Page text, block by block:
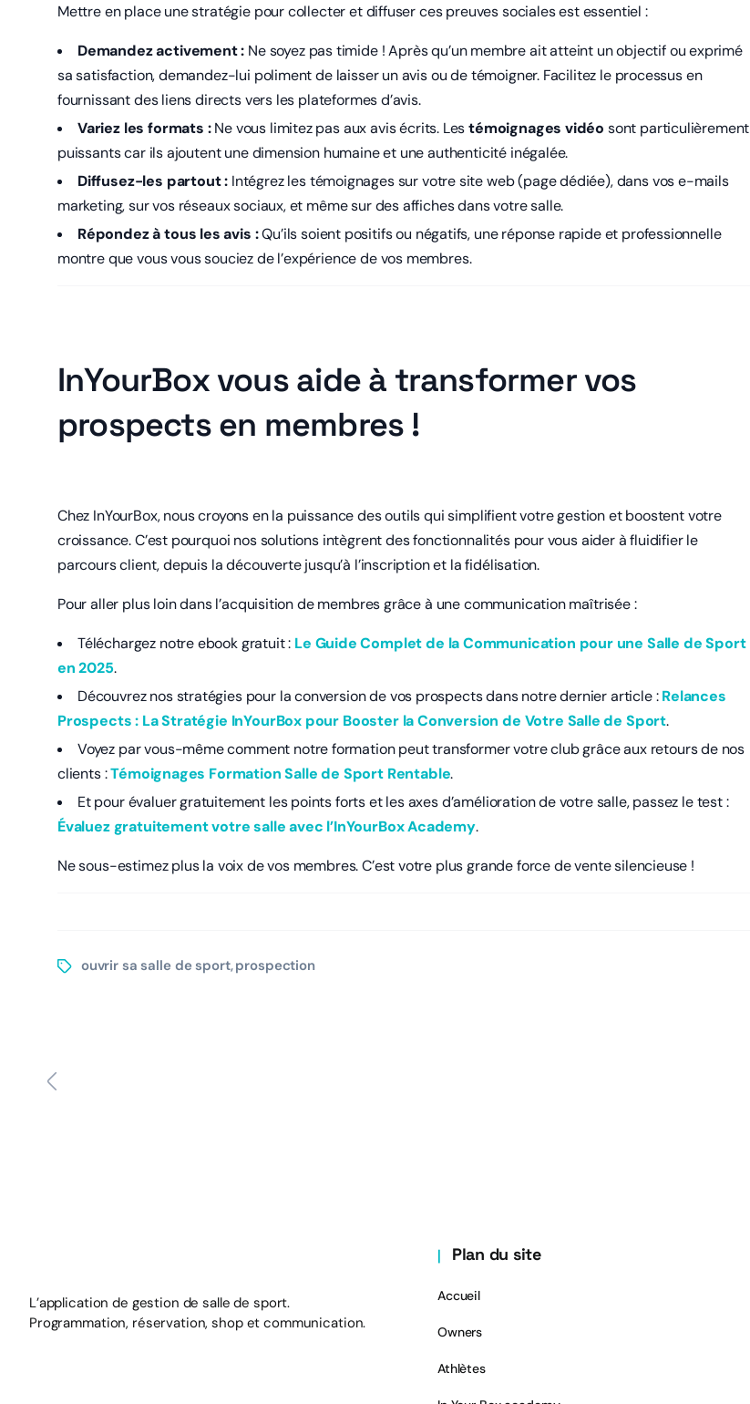
Mettre en place une stratégie pour collecter et diffuser ces preuves sociales est essentiel :
Demandez activement : Ne soyez pas timide ! Après qu’un membre ait atteint un objectif ou exprimé
sa satisfaction, demandez-lui poliment de laisser un avis ou de témoigner. Facilitez le processus en
fournissant des liens directs vers les plateformes d’avis.
Variez les formats :Ne vous limitez pas aux avis écrits. Lestémoignages vidéo sont particulièrement
puissants car ils ajoutent une dimension humaine et une authenticité inégalée.
Diffusez-les partout : Intégrez les témoignages sur votre site web (page dédiée), dans vos e-mails
marketing, sur vos réseaux sociaux, et même sur des affiches dans votre salle.
Répondez à tous les avis :Qu’ils soient positifs ou négatifs, une réponse rapide et professionnelle
montre que vous vous souciez de l’expérience de vos membres.
InYourBox vous aide à transformer vos
prospects en membres !
Chez InYourBox, nous croyons en la puissance des outils qui simplifient votre gestion et boostent votre
croissance. C’est pourquoi nos solutions intègrent des fonctionnalités pour vous aider à fluidifier le
parcours client, depuis la découverte jusqu’à l’inscription et la fidélisation.
Pour aller plus loin dans l’acquisition de membres grâce à une communication maîtrisée :
Téléchargez notre ebook gratuit : Le Guide Complet de la Communication pour une Salle de Sport
en 2025.
Découvrez nos stratégies pour la conversion de vos prospects dans notre dernier article :Relances
Prospects : La Stratégie InYourBox pour Booster la Conversion de Votre Salle de Sport.
Voyez par vous-même comment notre formation peut transformer votre club grâce aux retours de nos
clients :Témoignages Formation Salle de Sport Rentable.
Et pour évaluer gratuitement les points forts et les axes d’amélioration de votre salle, passez le test :
Évaluez gratuitement votre salle avec l’InYourBox Academy.
Ne sous-estimez plus la voix de vos membres. C’est votre plus grande force de vente silencieuse !
ouvrir sa salle de sport,prospection
L’application de gestion de salle de sport.
Programmation, réservation, shop et communication.
Plan du site
Accueil
Owners
Athlètes